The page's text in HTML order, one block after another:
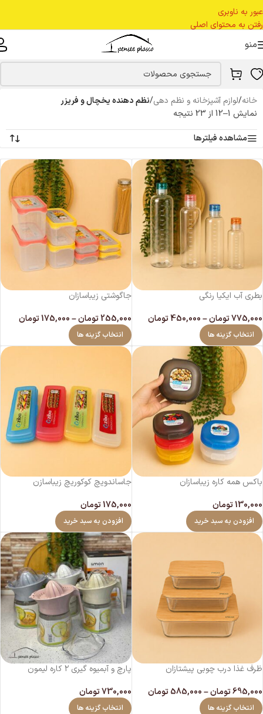
عبور به ناوبری
رفتن به محتوای اصلی
منو
خانه/لوازم آشپزخانه و نظم دهی/نظم دهنده یخچال و فریزر
نمایش 1–12 از 23 نتیجه
مشاهده فیلترها
بطری آب ایکیا رنگی
775,000تومان–
450,000تومان
انتخاب گزینه ها
جاگوشتی زیباسازان
255,000 تومان–
175,000تومان
انتخاب گزینه ها
باکس همه کاره زیباسازان
130,000تومان
افزودن به سبد خرید
جاساندویچ کوکوریچ زیباسازن
175,000تومان
افزودن به سبد خرید
ظرف غذا درب چوبی پیشتازان
695,000تومان–
585,000تومان
انتخاب گزینه ها
پارچ و آبمیوه گیری ۲ کاره لیمون
730,000تومان
انتخاب گزینه ها